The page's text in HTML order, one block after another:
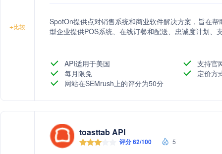
+比较
SpotOn提供点对销售系统和商业软件解决方案，旨在
型企业提供POS系统、在线订餐和配送、忠诚度计划、
API适用于美国
支持官
每月限免
定价方
网站在SEMrush上的评分为50分
toasttab API
评分 62/100 5